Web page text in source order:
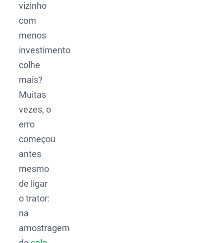
vizinho
com
menos
investimento
colhe
mais?
Muitas
vezes, o
erro
começou
antes
mesmo
de ligar
o trator:
na
amostragem